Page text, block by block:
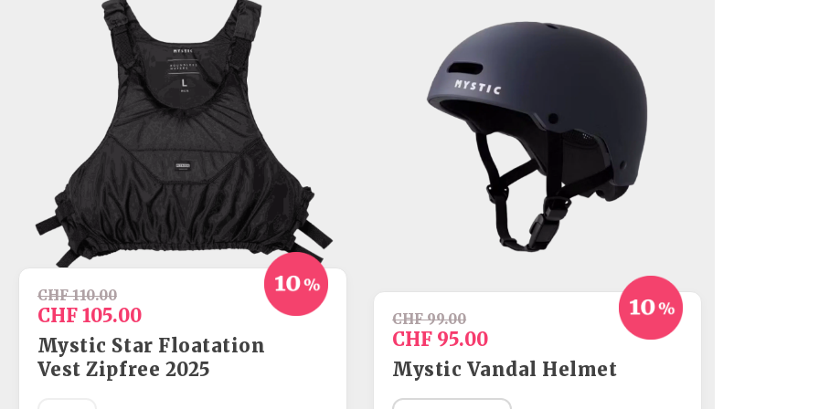
Sécurité Textiles
Textiles Accessoires
Sécurité Accessoires
Sécurité Accessoires
CHF 110.00
CHF 105.00
Mystic Star Floatation
Vest Zipfree 2025
CHF 99.00
CHF 95.00
Mystic Vandal Helmet